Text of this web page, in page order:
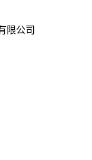
限公司